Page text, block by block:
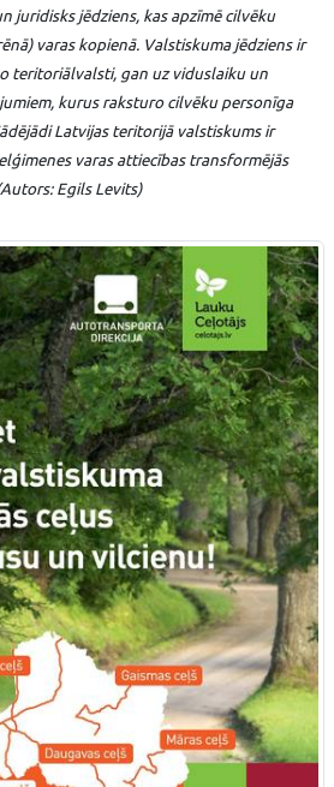
juridisks jēdziens, kas apzīmē cilvēku
varas kopienā. Valstiskuma jēdziens ir
teritoriālvalsti, gan uz viduslaiku un
kurus raksturo cilvēku personīga
Latvijas teritorijā valstiskums ir
varas attiecības transformējās
Egils Levits)